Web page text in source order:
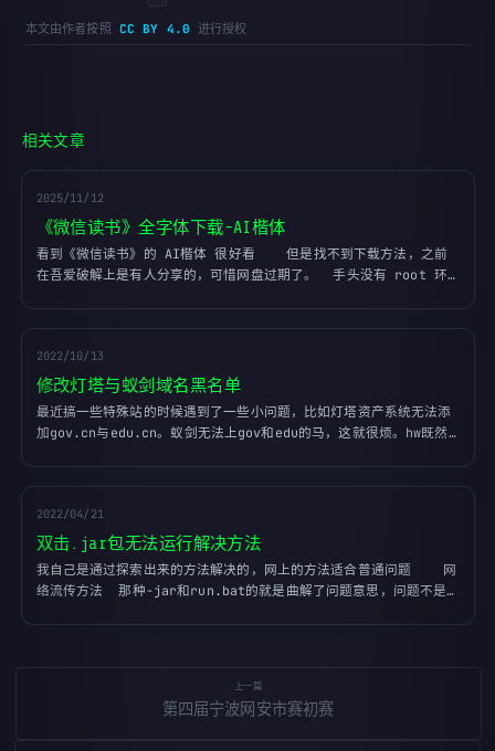
本文由作者按照 CC BY 4.0进行授权
相关文章
2025/11/12
《微信读书》全字体下载-AI楷体
看到《微信读书》的 AI楷体 很好看    但是找不到下载方法，之前
在吾爱破解上是有人分享的，可惜网盘过期了。  手头没有 root 环
某个字体下载，就能找到一条字体流量，然后下载就行了。  ...
2022/10/13
修改灯塔与蚁剑域名黑名单
最近搞一些特殊站的时候遇到了一些小问题，比如灯塔资产系统无法添
加gov.cn与edu.cn。蚁剑无法上gov和edu的马，这就很烦。hw既然
伤害，笔者不承担任何责任。 如您在使用本系统的过程中存在任何
非...
2022/04/21
双击.jar包无法运行解决方法
我自己是通过探索出来的方法解决的，网上的方法适合普通问题    网
络流传方法  那种-jar和run.bat的就是曲解了问题意思，问题不是
第四届宁波网安市赛初赛